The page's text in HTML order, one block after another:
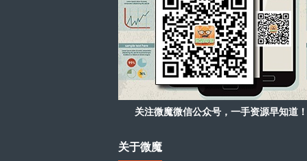
关注微魔微信公众号，一手资源早知道！
关于微魔